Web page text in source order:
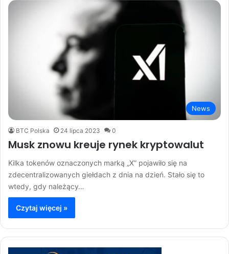
News
BTC Polska 24 lipca 2023 0
Musk znowu kreuje rynek kryptowalut
Kilka tokenów oznaczonych marką „X” pojawiło się na
zdecentralizowanych giełdach z dnia na dzień. Stało się to
wtedy, gdy należący…
Czytaj więcej »